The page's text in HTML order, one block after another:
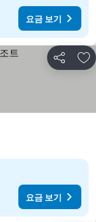
요금 보기
공유 즐
요금 보기